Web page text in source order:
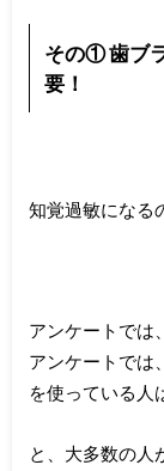
その① 歯ブ
要！
知覚過敏になる
アンケートでは
アンケートでは
を使っている人
と、大多数の人